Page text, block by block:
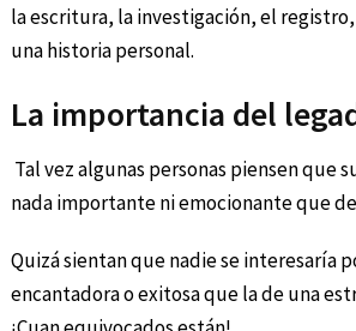
la escritura, la investigación, el
una historia personal.
La importancia del
Tal vez algunas personas piensen que
nada importante ni emocionante que
Quizá sientan que nadie se interesaría
encantadora o exitosa que la de una